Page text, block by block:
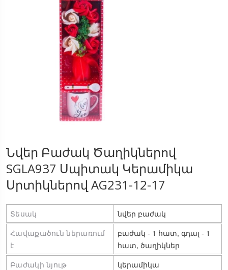
Նվեր Բաժակ Ծաղիկներով
SGLA937 Սպիտակ Կերամիկա
Սրտիկներով AG231-12-17
Տեսակ
նվեր բաժակ
Հավաքածուն ներառում
է
բաժակ - 1 հատ, գդալ - 1
հատ, ծաղիկներ
Բաժակի նյութ
կերամիկա